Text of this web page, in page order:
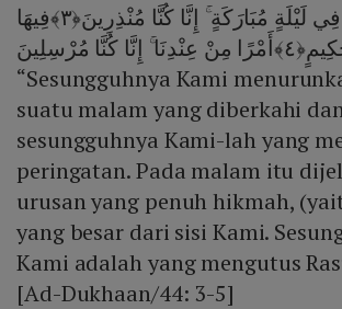
إِنَّا أَنْزَلْنَاهُ فِي لَيْلَةٍ مُبَارَكَةٍ ۚ إِنَّا كُنَّا مُنْذِرِينَ﴿٣﴾فِيهَا
كُنَّا مُرْسِلِينَ
“Sesungguhnya Kami
suatu malam yang diberkahi
sesungguhnya Kami-lah yang
peringatan. Pada malam itu
urusan yang penuh hikmah,
yang besar dari sisi Kami.
Kami adalah yang mengutus
[Ad-Dukhaan/44: 3-5]